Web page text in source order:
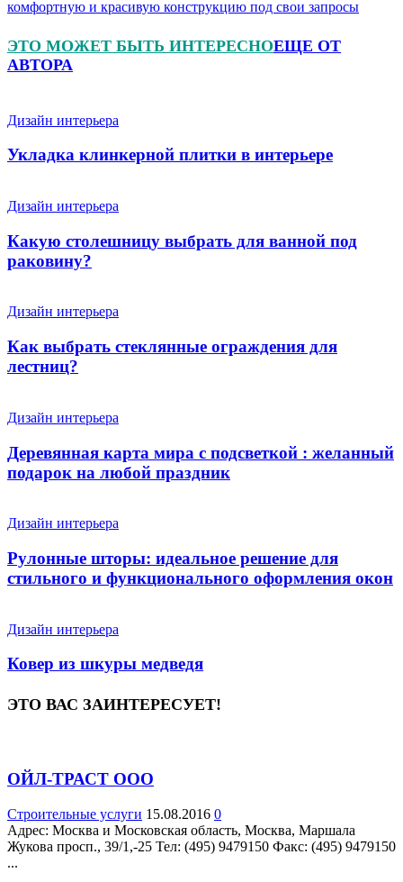
комфортную и красивую конструкцию под свои запросы
ЭТО МОЖЕТ БЫТЬ ИНТЕРЕСНОЕЩЕ ОТ
АВТОРА
Дизайн интерьера
Укладка клинкерной плитки в интерьере
Дизайн интерьера
Какую столешницу выбрать для ванной под
раковину?
Дизайн интерьера
Как выбрать стеклянные ограждения для
лестниц?
Дизайн интерьера
Деревянная карта мира с подсветкой : желанный
подарок на любой праздник
Дизайн интерьера
Рулонные шторы: идеальное решение для
стильного и функционального оформления окон
Дизайн интерьера
Ковер из шкуры медведя
ЭТО ВАС ЗАИНТЕРЕСУЕТ!
ОЙЛ-ТРАСТ ООО
Строительные услуги 15.08.2016 0
Адрес: Москва и Московская область, Москва, Маршала
Жукова просп., 39/1,-25 Teл: (495) 9479150 Факс: (495) 9479150
...